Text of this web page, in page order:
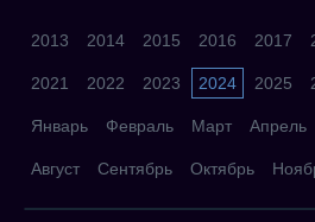
2013 2014 2015 2016 2017
2021 2022 2023 2024 2025
Январь Февраль Март Апрель
Август Сентябрь Октябрь